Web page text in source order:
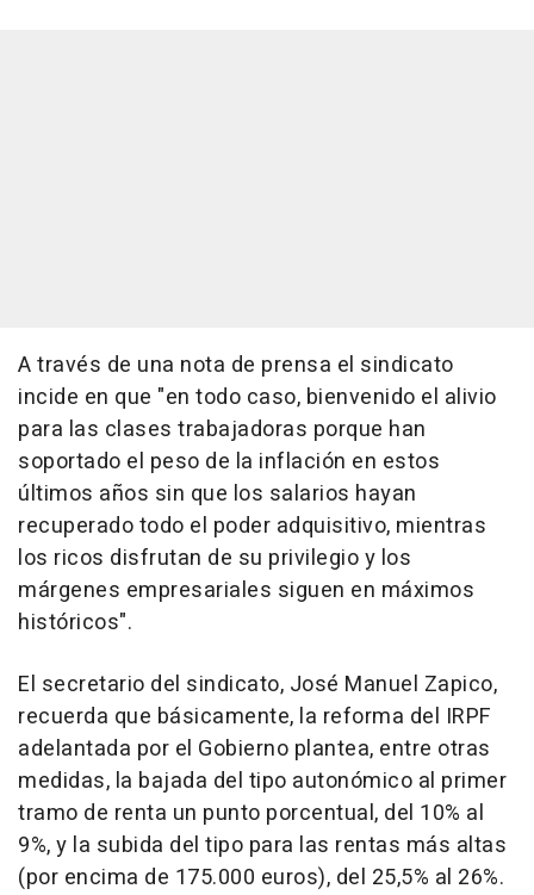
A través de una nota de prensa el sindicato
incide en que "en todo caso, bienvenido el alivio
para las clases trabajadoras porque han
soportado el peso de la inflación en estos
últimos años sin que los salarios hayan
recuperado todo el poder adquisitivo, mientras
los ricos disfrutan de su privilegio y los
márgenes empresariales siguen en máximos
históricos".
El secretario del sindicato, José Manuel Zapico,
recuerda que básicamente, la reforma del IRPF
adelantada por el Gobierno plantea, entre otras
medidas, la bajada del tipo autonómico al primer
tramo de renta un punto porcentual, del 10% al
9%, y la subida del tipo para las rentas más altas
(por encima de 175.000 euros), del 25,5% al 26%.